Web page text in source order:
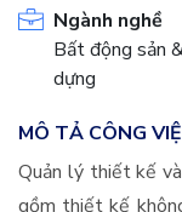
Ngành nghề
Bất động sản
dựng
MÔ TẢ CÔNG
Quản lý thiết kế
gồm thiết kế